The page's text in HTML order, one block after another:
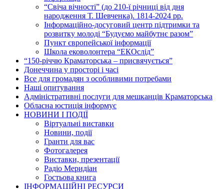
“Свіча вічності” (до 210-ї річниці від дня
народження Т. Шевченка). 1814-2024 рр.
Інформаційно-досуговий центр підтримки та
розвитку молоді “Будуємо майбутнє разом”
Пункт європейської інформації
Школа ековолонтера “ЕКОслід”
“150-річчю Краматорська – присвячується”
Донеччина у просторі і часі
Все для громадян з особливими потребами
Наші опитування
Адміністративні послуги для мешканців Краматорська
Обласна юстиція інформує
НОВИНИ I ПОДIЇ
Вiртуальнi виставки
Новини, подiї
Гранти для вас
Фотогалерея
Виставки, презентації
Радіо Меридіан
Гостьова книга
IНФОРМАЦIЙНI РЕСУРСИ